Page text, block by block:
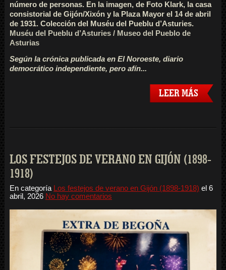
número de personas. En la imagen, de Foto Klark, la casa
consistorial de Gijón/Xixón y la Plaza Mayor el 14 de abril
de 1931. Colección del Muséu del Pueblu d’Asturies.
Muséu del Pueblu d’Asturies / Museo del Pueblo de
Asturias
Según la crónica publicada en El Noroeste, diario
democrático independiente, pero afín...
LEER MÁS
LOS FESTEJOS DE VERANO EN GIJÓN (1898-
1918)
En categoría Los festejos de verano en Gijón (1898-1918) el 6
abril, 2026 No hay comentarios